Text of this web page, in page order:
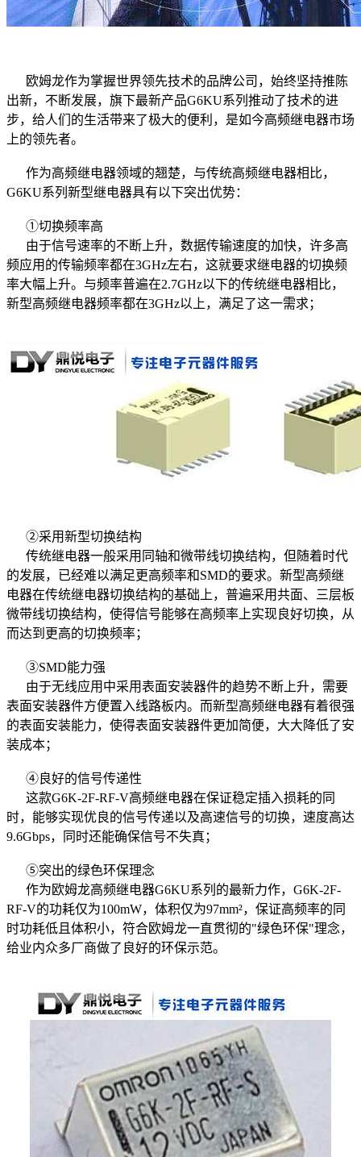
欧姆龙作为掌握世界领先技术的品牌公司，始终坚持推陈
出新，不断发展，旗下最新产品G6KU系列推动了技术的进
步，给人们的生活带来了极大的便利，是如今高频继电器市场
上的领先者。
作为高频继电器领域的翘楚，与传统高频继电器相比，
G6KU系列新型继电器具有以下突出优势：
①切换频率高
由于信号速率的不断上升，数据传输速度的加快，许多高
频应用的传输频率都在3GHz左右，这就要求继电器的切换频
率大幅上升。与频率普遍在2.7GHz以下的传统继电器相比，
新型高频继电器频率都在3GHz以上，满足了这一需求；
②采用新型切换结构
传统继电器一般采用同轴和微带线切换结构，但随着时代
的发展，已经难以满足更高频率和SMD的要求。新型高频继
电器在传统继电器切换结构的基础上，普遍采用共面、三层板
微带线切换结构，使得信号能够在高频率上实现良好切换，从
而达到更高的切换频率；
③SMD能力强
由于无线应用中采用表面安装器件的趋势不断上升，需要
表面安装器件方便置入线路板内。而新型高频继电器有着很强
的表面安装能力，使得表面安装器件更加简便，大大降低了安
装成本；
④良好的信号传递性
这款G6K-2F-RF-V高频继电器在保证稳定插入损耗的同
时，能够实现优良的信号传递以及高速信号的切换，速度高达
9.6Gbps，同时还能确保信号不失真；
⑤突出的绿色环保理念
作为欧姆龙高频继电器G6KU系列的最新力作，G6K-2F-
RF-V的功耗仅为100mW，体积仅为97mm²，保证高频率的同
时功耗低且体积小，符合欧姆龙一直贯彻的"绿色环保"理念，
给业内众多厂商做了良好的环保示范。